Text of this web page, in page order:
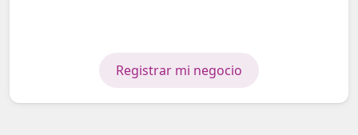
Registrar mi negocio